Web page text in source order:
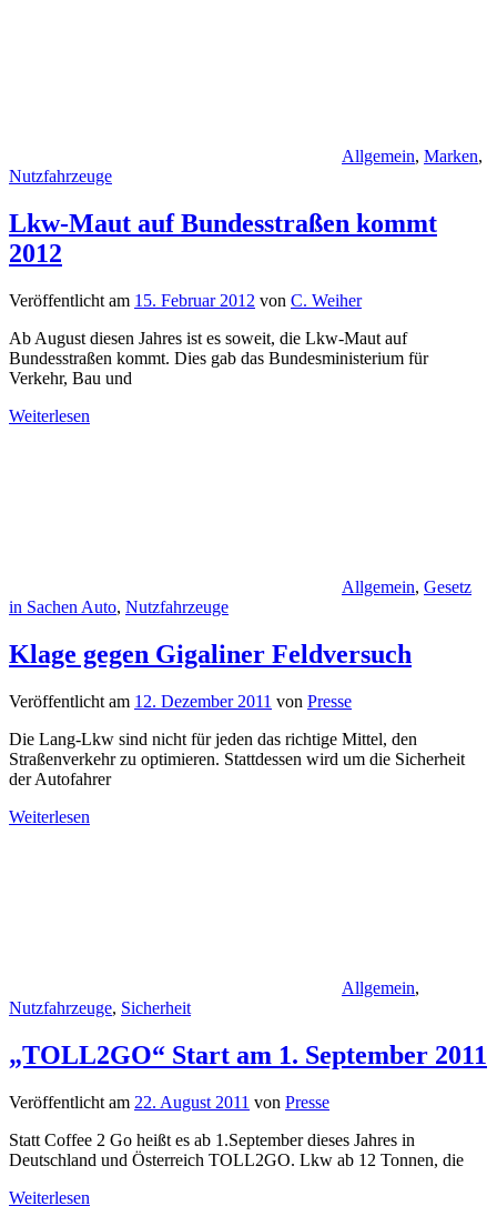
Allgemein, Marken,
Nutzfahrzeuge
Lkw-Maut auf Bundesstraßen kommt
2012
Veröffentlicht am 15. Februar 2012 von C. Weiher
Ab August diesen Jahres ist es soweit, die Lkw-Maut auf
Bundesstraßen kommt. Dies gab das Bundesministerium für
Verkehr, Bau und
Weiterlesen
Allgemein, Gesetz
in Sachen Auto, Nutzfahrzeuge
Klage gegen Gigaliner Feldversuch
Veröffentlicht am 12. Dezember 2011 von Presse
Die Lang-Lkw sind nicht für jeden das richtige Mittel, den
Straßenverkehr zu optimieren. Stattdessen wird um die Sicherheit
der Autofahrer
Weiterlesen
Allgemein,
Nutzfahrzeuge, Sicherheit
„TOLL2GO“ Start am 1. September 2011
Veröffentlicht am 22. August 2011 von Presse
Statt Coffee 2 Go heißt es ab 1.September dieses Jahres in
Deutschland und Österreich TOLL2GO. Lkw ab 12 Tonnen, die
Weiterlesen